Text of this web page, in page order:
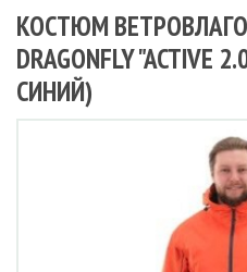
КОСТЮМ
DRAGONFLY
СИНИЙ)